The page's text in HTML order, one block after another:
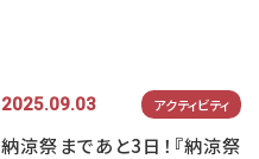
2025.09.03 アクティビティ
納涼祭まであと3日！『納涼祭